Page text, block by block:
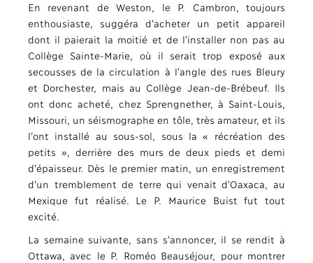
En revenant de Weston, le P. Cambron, toujours
enthousiaste, suggéra d’acheter un petit appareil
dont il paierait la moitié et de l’installer non pas au
Collège Sainte-Marie, où il serait trop exposé aux
secousses de la circulation à l’angle des rues Bleury
et Dorchester, mais au Collège Jean-de-Brébeuf. Ils
ont donc acheté, chez Sprengnether, à Saint-Louis,
Missouri, un séismographe en tôle, très amateur, et ils
l’ont installé au sous-sol, sous la « récréation des
petits », derrière des murs de deux pieds et demi
d’épaisseur. Dès le premier matin, un enregistrement
d’un tremblement de terre qui venait d’Oaxaca, au
Mexique fut réalisé. Le P. Maurice Buist fut tout
excité.
La semaine suivante, sans s’annoncer, il se rendit à
Ottawa, avec le P. Roméo Beauséjour, pour montrer